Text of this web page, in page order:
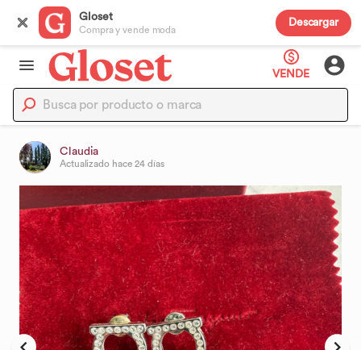
Gloset
Compra y vende moda
Descargar
VENDE
Claudia
Actualizado hace 24 días